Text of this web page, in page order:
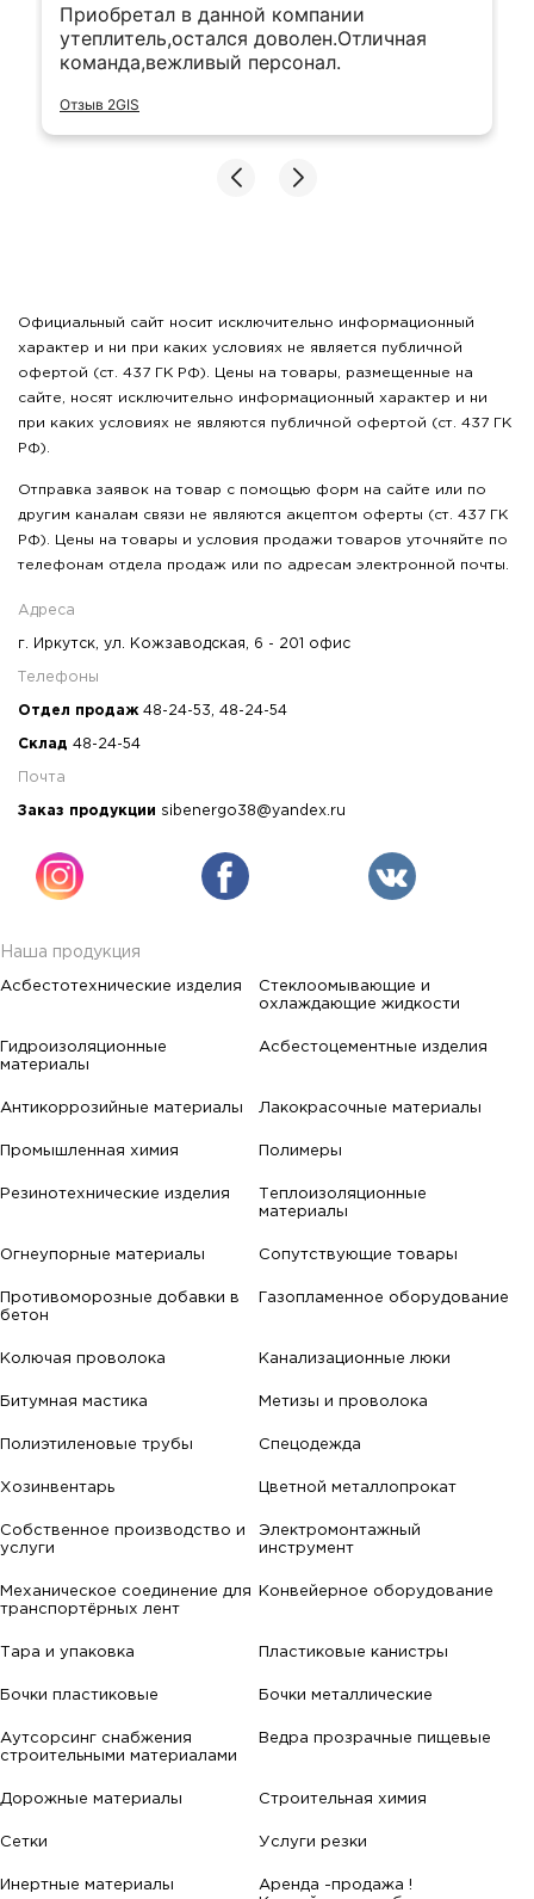
Приобретал в данной компании
утеплитель,остался доволен.Отличная
команда,вежливый персонал.
Отзыв 2GIS
Официальный сайт носит исключительно информационный
характер и ни при каких условиях не является публичной
офертой (ст. 437 ГК РФ). Цены на товары, размещенные на
сайте, носят исключительно информационный характер и ни
при каких условиях не являются публичной офертой (ст. 437 ГК
РФ).
Отправка заявок на товар с помощью форм на сайте или по
другим каналам связи не являются акцептом оферты (ст. 437 ГК
РФ). Цены на товары и условия продажи товаров уточняйте по
телефонам отдела продаж или по адресам электронной почты.
Адреса
г. Иркутск, ул. Кожзаводская, 6 - 201 офис
Телефоны
Отдел продаж 48-24-53 48-24-54
Склад 48-24-54
Почта
Заказ продукции sibenergo38@yandex.ru
Наша продукция
Асбестотехнические изделия
Стеклоомывающие и
охлаждающие жидкости
Гидроизоляционные
материалы
Асбестоцементные изделия
Антикоррозийные материалы Лакокрасочные материалы
Промышленная химия Полимеры
Резинотехнические изделия
Теплоизоляционные
материалы
Огнеупорные материалы Сопутствующие товары
Противоморозные добавки в
бетон
Газопламенное оборудование
Колючая проволока Канализационные люки
Битумная мастика Метизы и проволока
Полиэтиленовые трубы Спецодежда
Хозинвентарь Цветной металлопрокат
Собственное производство и
услуги
Электромонтажный
инструмент
Механическое соединение для
транспортёрных лент
Конвейерное оборудование
Тара и упаковка Пластиковые канистры
Бочки пластиковые Бочки металлические
Аутсорсинг снабжения
строительными материалами
Ведра прозрачные пищевые
Дорожные материалы Строительная химия
Сетки Услуги резки
Инертные материалы
Аренда -продажа !